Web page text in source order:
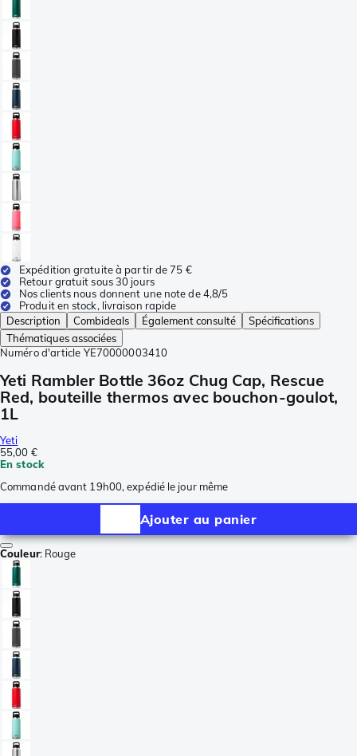
Expédition gratuite à partir de 75 €
Retour gratuit sous 30 jours
Nos clients nous donnent une note de 4,8/5
Produit en stock, livraison rapide
Description
Combideals Également consulté
Spécifications
Thématiques associées
Numéro d'article YE70000003410
Yeti Rambler Bottle 36oz Chug Cap, Rescue
Red, bouteille thermos avec bouchon-goulot,
1L
Yeti
55,00 €
En stock
Commandé avant 19h00, expédié le jour même
Ajouter au panier
Couleur: Rouge